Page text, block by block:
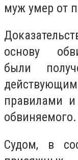
муж умер от
основу
были
правилами и
обвиняемого.
Судом, в